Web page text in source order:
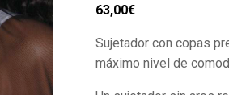
El
original
era:
70,00€.
63,00€El
actual
es:
63,00€.
Sujetador con copas
máximo nivel de